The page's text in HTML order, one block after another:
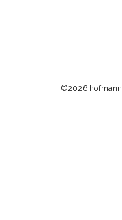
©2026 hofmann